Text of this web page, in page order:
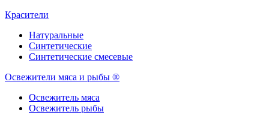
Красители
Натуральные
Синтетические
Синтетические смесевые
Освежители мяса и рыбы ®
Освежитель мяса
Освежитель рыбы